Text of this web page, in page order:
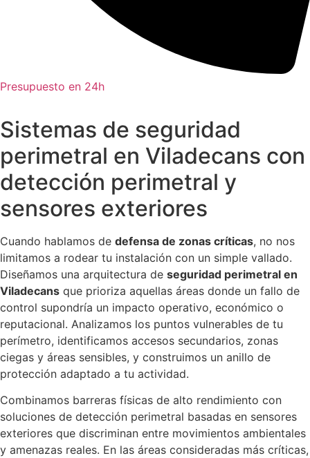
Presupuesto en 24h
Sistemas de seguridad
perimetral en Viladecans con
detección perimetral y
sensores exteriores
Cuando hablamos de defensa de zonas críticas, no nos
limitamos a rodear tu instalación con un simple vallado.
Diseñamos una arquitectura de seguridad perimetral en
Viladecans que prioriza aquellas áreas donde un fallo de
control supondría un impacto operativo, económico o
reputacional. Analizamos los puntos vulnerables de tu
perímetro, identificamos accesos secundarios, zonas
ciegas y áreas sensibles, y construimos un anillo de
protección adaptado a tu actividad.
Combinamos barreras físicas de alto rendimiento con
soluciones de detección perimetral basadas en sensores
exteriores que discriminan entre movimientos ambientales
y amenazas reales. En las áreas consideradas más críticas,